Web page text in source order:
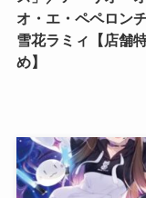
オ・エ・ペペロン
雪花ラミィ【店舗
め】